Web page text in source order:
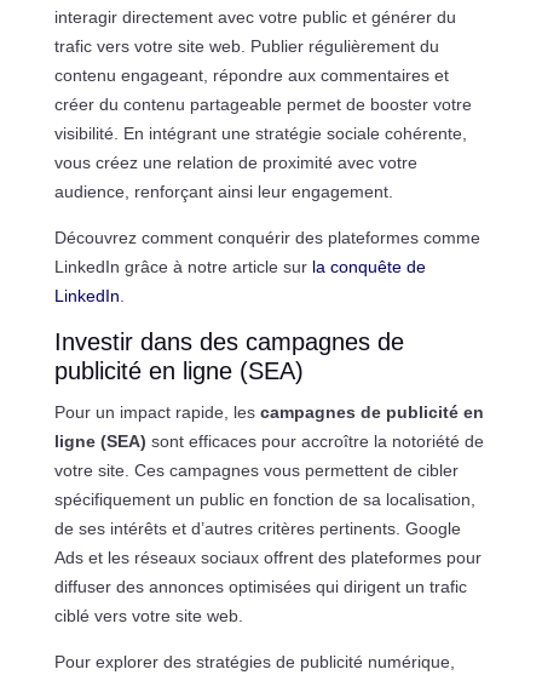
interagir directement avec votre public et générer du
trafic vers votre site web. Publier régulièrement du
contenu engageant, répondre aux commentaires et
créer du contenu partageable permet de booster votre
visibilité. En intégrant une stratégie sociale cohérente,
vous créez une relation de proximité avec votre
audience, renforçant ainsi leur engagement.
Découvrez comment conquérir des plateformes comme
LinkedIn grâce à notre article sur la conquête de
LinkedIn
Investir dans des campagnes de
publicité en ligne (SEA)
Pour un impact rapide, les campagnes de publicité en
ligne (SEA) sont efficaces pour accroître la notoriété de
votre site. Ces campagnes vous permettent de cibler
spécifiquement un public en fonction de sa localisation,
de ses intérêts et d’autres critères pertinents. Google
Ads et les réseaux sociaux offrent des plateformes pour
diffuser des annonces optimisées qui dirigent un trafic
ciblé vers votre site web.
Pour explorer des stratégies de publicité numérique,